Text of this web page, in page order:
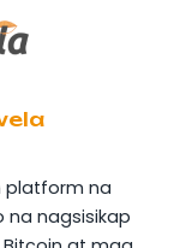
platform na
na nagsisikap